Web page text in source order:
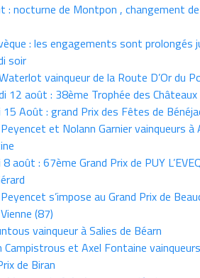
: nocturne de Montpon , changement
: les engagements sont prolongés
soir
vainqueur de la Route D’Or du
12 août : 38ème Trophée des Châteaux
15 Août : grand Prix des Fêtes de
et Nolann Garnier vainqueurs à
août : 67ème Grand Prix de PUY
s’impose au Grand Prix de
(87)
vainqueur à Salies de Béarn
Campistrous et Axel Fontaine
de Biran